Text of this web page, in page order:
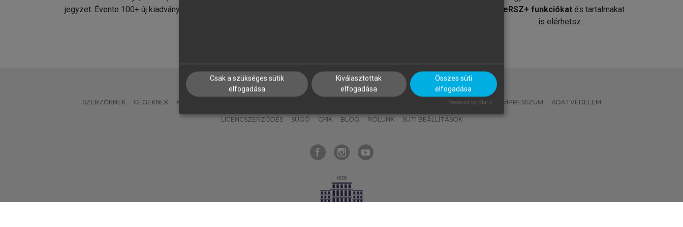
jegyzet. Évente 100+ új kiadvány.
MeRSZ+ funkciókat és tartalmakat
is elérhetsz.
SZERZŐKNEK CÉGEKNEK KÖNYVTÁROSOKNAK MI – ÁLTALÁNOS IRÁNYELVEK IMPRESSZUM ADATVÉDELEM
LICENCSZERZŐDÉS SÚGÓ GYIK BLOG RÓLUNK SÜTI BEÁLLÍTÁSOK
Csak a szükséges sütik
elfogadása
Kiválasztottak
elfogadása
Összes süti
elfogadása
Powered by Klaro!